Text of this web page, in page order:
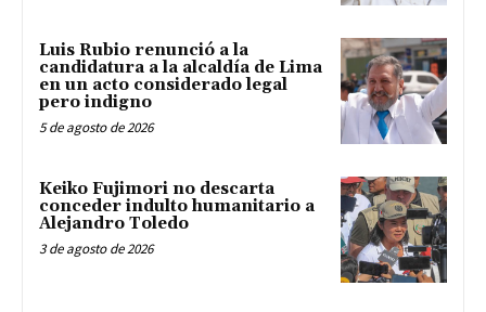
Luis Rubio renunció a la
candidatura a la alcaldía de Lima
en un acto considerado legal
pero indigno
5 de agosto de 2026
Keiko Fujimori no descarta
conceder indulto humanitario a
Alejandro Toledo
3 de agosto de 2026